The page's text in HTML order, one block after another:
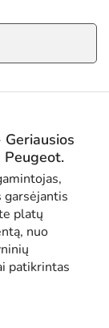
platų
nuo
patikrintas